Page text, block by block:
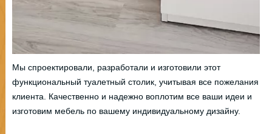
Мы спроектировали, разработали и изготовили этот
функциональный туалетный столик, учитывая все пожелания
клиента. Качественно и надежно воплотим все ваши идеи и
изготовим мебель по вашему индивидуальному дизайну.